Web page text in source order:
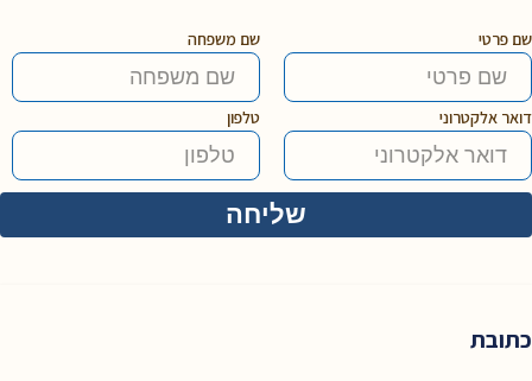
שם פרטי שם משפחה
דואר אלקטרוני טלפון
כתובת